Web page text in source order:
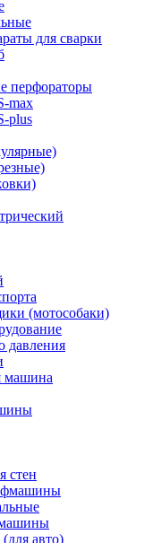
для сварки
перфораторы
max
plus
(мотособаки)
давления
машина
стен
авто)